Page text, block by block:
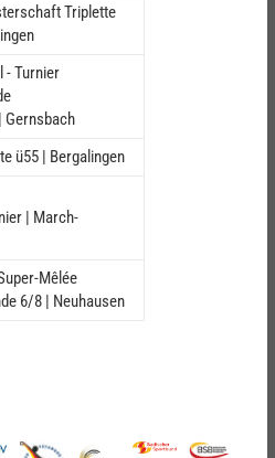
Triplette
- Turnier
Gernsbach
ü55 | Bergalingen
| March-
Mêlée
6/8 | Neuhausen